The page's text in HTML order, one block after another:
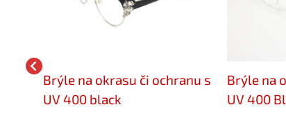
Brýle na okrasu či ochranu s
UV 400 black
Brýle na
UV 400